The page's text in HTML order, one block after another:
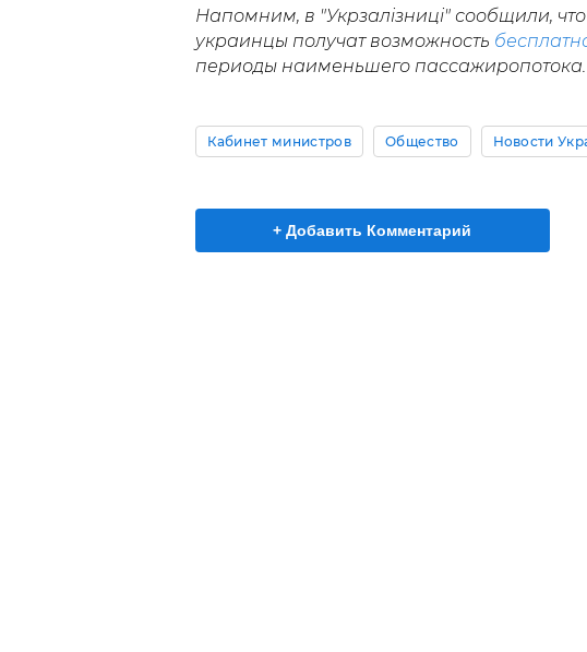
Напомним, в "Укрзалізниці" сообщили,
украинцы получат возможность
периоды наименьшего пассажиропотока.
Кабинет министров Общество Новости
+ Добавить Комментарий